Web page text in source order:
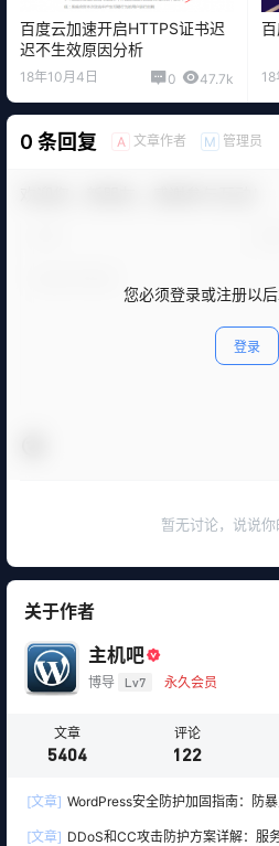
百度云加速开启HTTPS证书迟
迟不生效原因分析
18年10月4日 0 47.7k 18
0 条回复 A 文章作者 M 管理员
您必须登录或注册以
登录
暂无讨论，说说
关于作者
主机吧
博导 Lv7 永久会员
文章
5404
评论
122
[文章] WordPress安全防护加固指南：防
[文章] DDoS和CC攻击防护方案详解：服